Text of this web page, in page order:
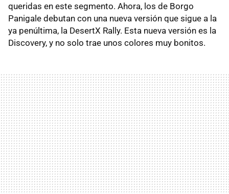
queridas en este segmento. Ahora, los de Borgo
Panigale debutan con una nueva versión que sigue a la
ya penúltima, la DesertX Rally. Esta nueva versión es la
Discovery, y no solo trae unos colores muy bonitos.